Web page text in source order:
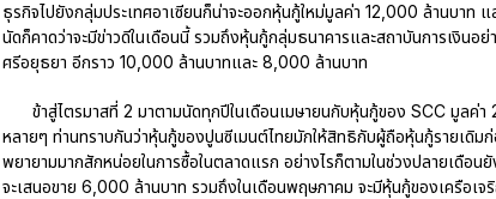
ธุรกิจไปยังกลุ่มประเทศอาเซียนก็น่าจะออกหุ้นกู้ใหม่มูลค่า 12,000 ล้านบาท
นัดก็คาดว่าจะมีข่าวดีในเดือนนี้ รวมถึงหุ้นกู้กลุ่มธนาคารและสถาบันการเงินอ
ศรีอยุธยา อีกราว 10,000 ล้านบาทและ 8,000 ล้านบาท
ข้าสู่ไตรมาสที่ 2 มาตามนัดทุกปีในเดือนเมษายนกับหุ้นกู้ของ SCC มูลค่
หลายๆ ท่านทราบกันว่าหุ้นกู้ของปูนซีเมนต์ไทยมักให้สิทธิกับผู้ถือหุ้นกู้รายเดิม
พยายามมากสักหน่อยในการซื้อในตลาดแรก อย่างไรก็ตามในช่วงปลายเดือน
จะเสนอขาย 6,000 ล้านบาท รวมถึงในเดือนพฤษภาคม จะมีหุ้นกู้ของเครือ